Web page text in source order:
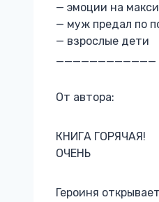
— эмоции на
— муж предал по
— взрослые дети
____________
От автора:
КНИГА ГОРЯЧАЯ!
ОЧЕНЬ
Героиня